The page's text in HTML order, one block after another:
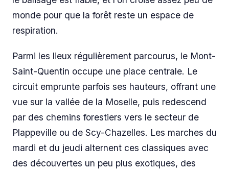
monde pour que la forêt reste un espace de
respiration.
Parmi les lieux régulièrement parcourus, le Mont-
Saint-Quentin occupe une place centrale. Le
circuit emprunte parfois ses hauteurs, offrant une
vue sur la vallée de la Moselle, puis redescend
par des chemins forestiers vers le secteur de
Plappeville ou de Scy-Chazelles. Les marches du
mardi et du jeudi alternent ces classiques avec
des découvertes un peu plus exotiques, des